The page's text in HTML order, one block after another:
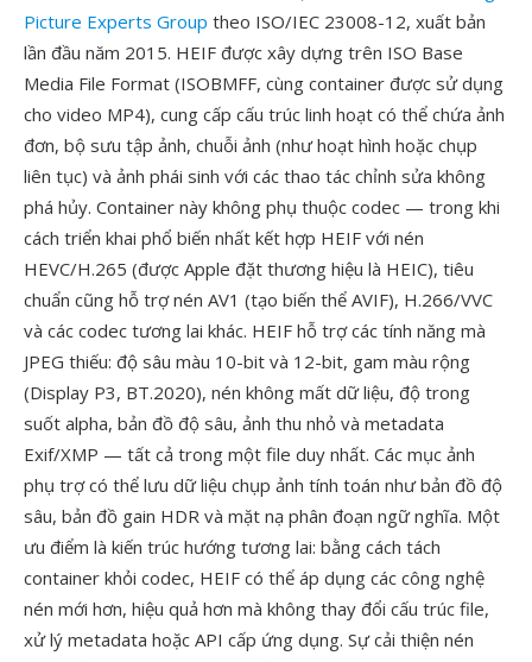
Picture Experts Group theo ISO/IEC 23008-12, xuất bản
lần đầu năm 2015. HEIF được xây dựng trên ISO Base
Media File Format (ISOBMFF, cùng container được sử dụng
cho video MP4), cung cấp cấu trúc linh hoạt có thể chứa ảnh
đơn, bộ sưu tập ảnh, chuỗi ảnh (như hoạt hình hoặc chụp
liên tục) và ảnh phái sinh với các thao tác chỉnh sửa không
phá hủy. Container này không phụ thuộc codec — trong khi
cách triển khai phổ biến nhất kết hợp HEIF với nén
HEVC/H.265 (được Apple đặt thương hiệu là HEIC), tiêu
chuẩn cũng hỗ trợ nén AV1 (tạo biến thể AVIF), H.266/VVC
và các codec tương lai khác. HEIF hỗ trợ các tính năng mà
JPEG thiếu: độ sâu màu 10-bit và 12-bit, gam màu rộng
(Display P3, BT.2020), nén không mất dữ liệu, độ trong
suốt alpha, bản đồ độ sâu, ảnh thu nhỏ và metadata
Exif/XMP — tất cả trong một file duy nhất. Các mục ảnh
phụ trợ có thể lưu dữ liệu chụp ảnh tính toán như bản đồ độ
sâu, bản đồ gain HDR và mặt nạ phân đoạn ngữ nghĩa. Một
ưu điểm là kiến trúc hướng tương lai: bằng cách tách
container khỏi codec, HEIF có thể áp dụng các công nghệ
nén mới hơn, hiệu quả hơn mà không thay đổi cấu trúc file,
xử lý metadata hoặc API cấp ứng dụng. Sự cải thiện nén